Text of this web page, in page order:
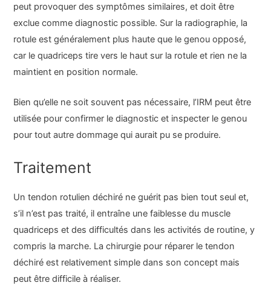
peut provoquer des symptômes similaires, et doit être
exclue comme diagnostic possible. Sur la radiographie, la
rotule est généralement plus haute que le genou opposé,
car le quadriceps tire vers le haut sur la rotule et rien ne la
maintient en position normale.
Bien qu’elle ne soit souvent pas nécessaire, l’IRM peut être
utilisée pour confirmer le diagnostic et inspecter le genou
pour tout autre dommage qui aurait pu se produire.
Traitement
Un tendon rotulien déchiré ne guérit pas bien tout seul et,
s’il n’est pas traité, il entraîne une faiblesse du muscle
quadriceps et des difficultés dans les activités de routine, y
compris la marche. La chirurgie pour réparer le tendon
déchiré est relativement simple dans son concept mais
peut être difficile à réaliser.